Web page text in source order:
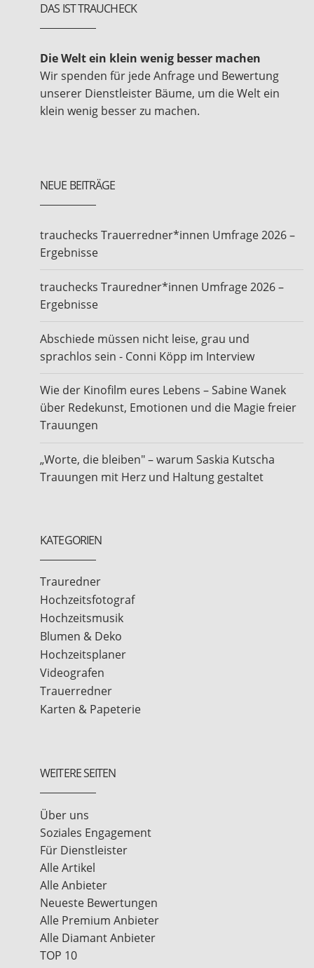
DAS IST TRAUCHECK
Die Welt ein klein wenig besser machen
Wir spenden für jede Anfrage und Bewertung
unserer Dienstleister Bäume, um die Welt ein
klein wenig besser zu machen.
NEUE BEITRÄGE
trauchecks Trauerredner*innen Umfrage 2026 –
Ergebnisse
trauchecks Trauredner*innen Umfrage 2026 –
Ergebnisse
Abschiede müssen nicht leise, grau und
sprachlos sein - Conni Köpp im Interview
Wie der Kinofilm eures Lebens – Sabine Wanek
über Redekunst, Emotionen und die Magie freier
Trauungen
„Worte, die bleiben" – warum Saskia Kutscha
Trauungen mit Herz und Haltung gestaltet
KATEGORIEN
Trauredner
Hochzeitsfotograf
Hochzeitsmusik
Blumen & Deko
Hochzeitsplaner
Videografen
Trauerredner
Karten & Papeterie
WEITERE SEITEN
Über uns
Soziales Engagement
Für Dienstleister
Alle Artikel
Alle Anbieter
Neueste Bewertungen
Alle Premium Anbieter
Alle Diamant Anbieter
TOP 10